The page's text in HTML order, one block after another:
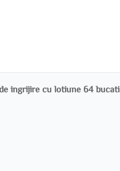
ingrijire cu lotiune 64 bucati